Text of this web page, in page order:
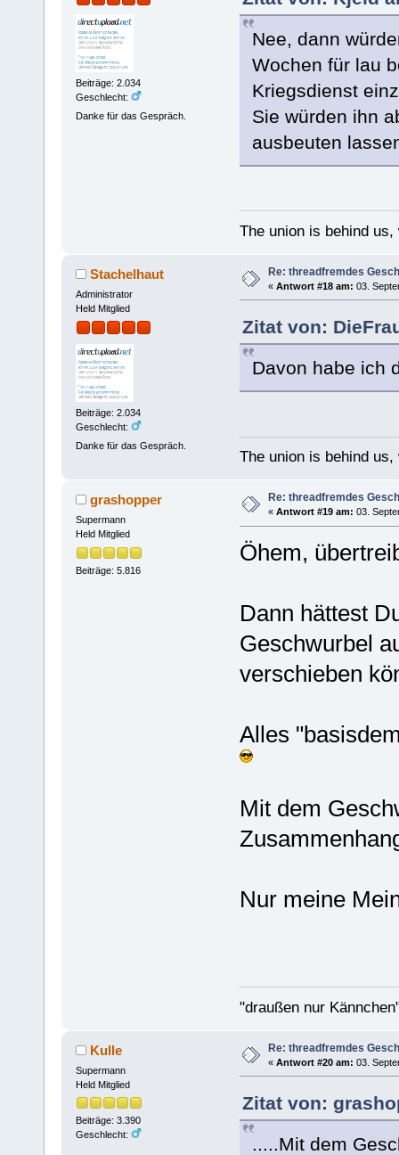
Beiträge: 2.034
Geschlecht:
Danke für das Gespräch.
Nee, dann
Wochen für lau
Kriegsdienst
Sie würden ihn
ausbeuten
The union is behind
Stachelhaut
Administrator
Held Mitglied
Beiträge: 2.034
Geschlecht:
Danke für das Gespräch.
Re: threadfremdes
« Antwort #18 am: 03.
Zitat von:
Davon habe ich
The union is behind
grashopper
Supermann
Held Mitglied
Beiträge: 5.816
Re: threadfremdes
« Antwort #19 am: 03.
Öhem,
Dann hättest
Geschwurbel
verschieben
Alles
Mit dem
Nur meine
"draußen nur
Kulle
Supermann
Held Mitglied
Beiträge: 3.390
Geschlecht:
Re: threadfremdes
« Antwort #20 am: 03.
Zitat von:
.....Mit dem